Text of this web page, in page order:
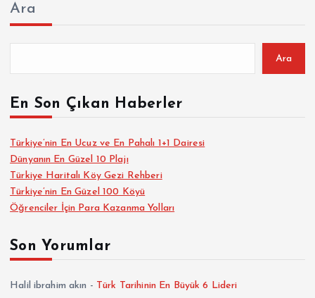
Ara
Ara
En Son Çıkan Haberler
Türkiye’nin En Ucuz ve En Pahalı 1+1 Dairesi
Dünyanın En Güzel 10 Plajı
Türkiye Haritalı Köy Gezi Rehberi
Türkiye’nin En Güzel 100 Köyü
Öğrenciler İçin Para Kazanma Yolları
Son Yorumlar
Halil ibrahim akın - Türk Tarihinin En Büyük 6 Lideri